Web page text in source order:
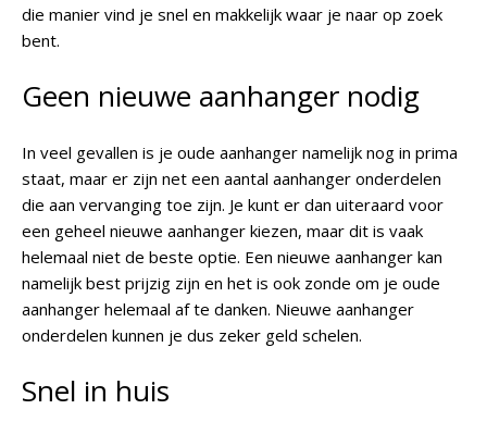
die manier vind je snel en makkelijk waar je naar op zoek
bent.
Geen nieuwe aanhanger nodig
In veel gevallen is je oude aanhanger namelijk nog in prima
staat, maar er zijn net een aantal aanhanger onderdelen
die aan vervanging toe zijn. Je kunt er dan uiteraard voor
een geheel nieuwe aanhanger kiezen, maar dit is vaak
helemaal niet de beste optie. Een nieuwe aanhanger kan
namelijk best prijzig zijn en het is ook zonde om je oude
aanhanger helemaal af te danken. Nieuwe aanhanger
onderdelen kunnen je dus zeker geld schelen.
Snel in huis